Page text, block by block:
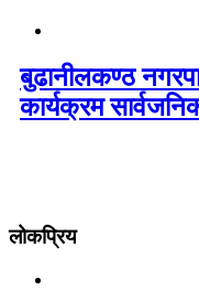
बुढानीलकण्ठ
कार्यक्रम
लोकप्रिय